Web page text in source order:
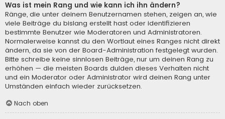
Was ist mein Rang und wie kann ich ihn ändern?
Ränge, die unter deinem Benutzernamen stehen, zeigen an, wie
viele Beiträge du bislang erstellt hast oder identifizieren
bestimmte Benutzer wie Moderatoren und Administratoren.
Normalerweise kannst du den Wortlaut eines Ranges nicht direkt
ändern, da sie von der Board-Administration festgelegt wurden.
Bitte schreibe keine sinnlosen Beiträge, nur um deinen Rang zu
erhöhen — die meisten Boards dulden dieses Verhalten nicht
und ein Moderator oder Administrator wird deinen Rang unter
Umständen einfach wieder zurücksetzen.
Nach oben